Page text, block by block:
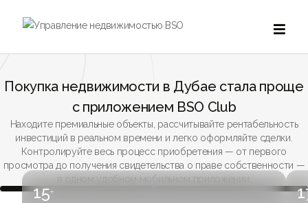

Покупка недвижимости в Дубае стала проще
с приложением BSO Club
Находите премиальные объекты, рассчитывайте рентабельность
инвестиций в реальном времени и легко оформляйте сделки.
Контролируйте весь процесс приобретения — от первого
просмотра до получения свидетельства о праве собственности —
в одном удобном мобильном приложении.
15+